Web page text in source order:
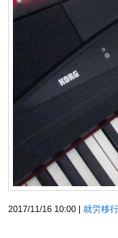
2017/11/16 10:00 就労移